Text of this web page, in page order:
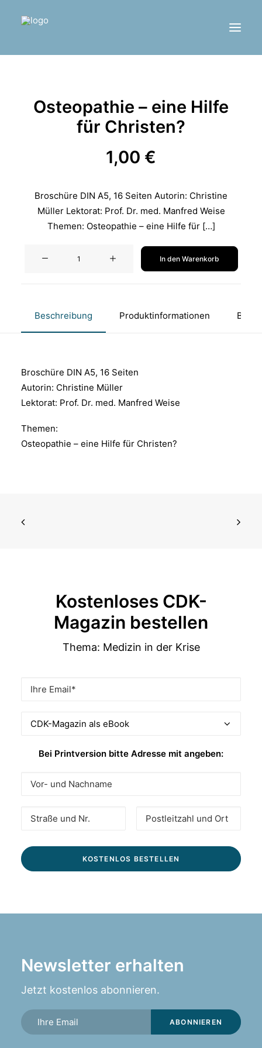
LOGIN / REGISTER
CART
Osteopathie – eine Hilfe
für Christen?
1,00 €
Broschüre DIN A5, 16 Seiten Autorin: Christine
Müller Lektorat: Prof. Dr. med. Manfred Weise
Themen: Osteopathie – eine Hilfe für […]
für
In den Warenkorb
Beschreibung Produktinformationen
Broschüre DIN A5, 16 Seiten
Autorin: Christine Müller
Lektorat: Prof. Dr. med. Manfred Weise
Themen:
Osteopathie – eine Hilfe für Christen?
Kostenloses CDK-
Magazin bestellen
Thema: Medizin in der Krise
Bei Printversion bitte Adresse mit angeben:
Newsletter erhalten
Jetzt kostenlos abonnieren.